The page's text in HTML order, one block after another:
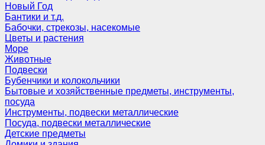
Новый Год
Бантики и т.д.
Бабочки, стрекозы, насекомые
Цветы и растения
Море
Животные
Подвески
Бубенчики и колокольчики
Бытовые и хозяйственные предметы, инструменты,
посуда
Инструменты, подвески металлические
Посуда, подвески металлические
Детские предметы